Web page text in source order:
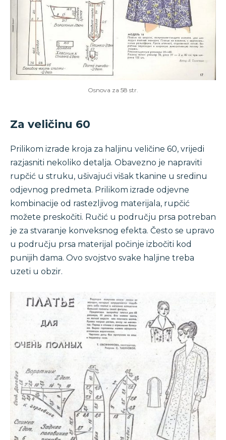
Osnova za 58 str.
Za veličinu 60
Prilikom izrade kroja za haljinu veličine 60, vrijedi
razjasniti nekoliko detalja. Obavezno je napraviti
rupčić u struku, ušivajući višak tkanine u sredinu
odjevnog predmeta. Prilikom izrade odjevne
kombinacije od rastezljivog materijala, rupčić
možete preskočiti. Ručić u području prsa potreban
je za stvaranje konveksnog efekta. Često se upravo
u području prsa materijal počinje izbočiti kod
punijih dama. Ovo svojstvo svake haljine treba
uzeti u obzir.